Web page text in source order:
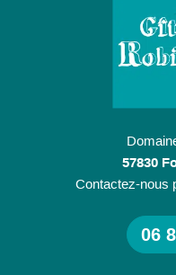
57830
Contactez-nous
06